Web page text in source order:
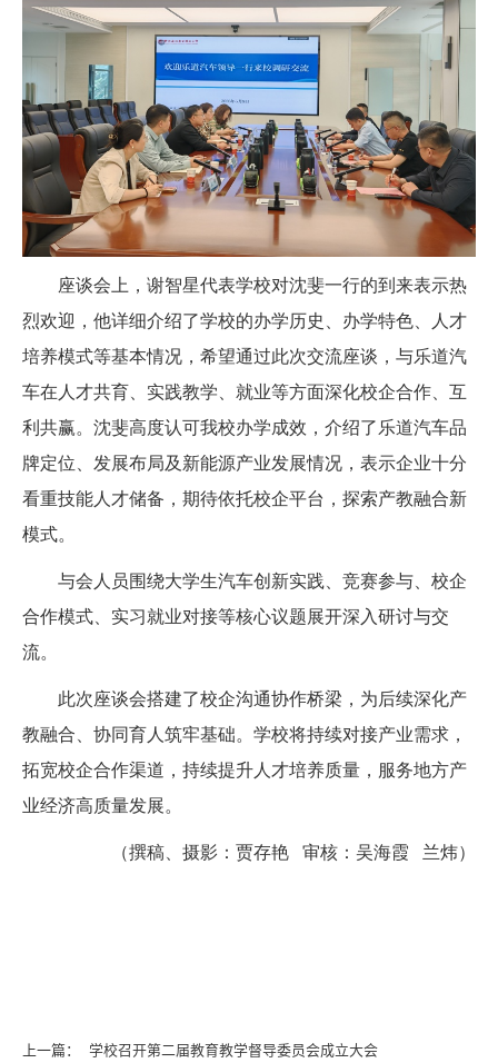
座谈会上，谢智星代表学校对沈斐一行的到来表示热
烈欢迎，他详细介绍了学校的办学历史、办学特色、人才
培养模式等基本情况，希望通过此次交流座谈，与乐道汽
车在人才共育、实践教学、就业等方面深化校企合作、互
利共赢。沈斐高度认可我校办学成效，介绍了乐道汽车品
牌定位、发展布局及新能源产业发展情况，表示企业十分
看重技能人才储备，期待依托校企平台，探索产教融合新
模式。
与会人员围绕大学生汽车创新实践、竞赛参与、校企
合作模式、实习就业对接等核心议题展开深入研讨与交
流。
此次座谈会搭建了校企沟通协作桥梁，为后续深化产
教融合、协同育人筑牢基础。学校将持续对接产业需求，
拓宽校企合作渠道，持续提升人才培养质量，服务地方产
业经济高质量发展。
（撰稿、摄影：贾存艳 审核：吴海霞 兰炜）
上一篇： 学校召开第二届教育教学督导委员会成立大会